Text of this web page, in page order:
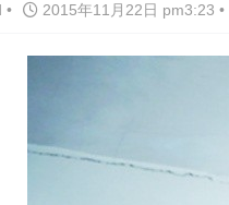
• 2015年11月22日 pm3:23 •